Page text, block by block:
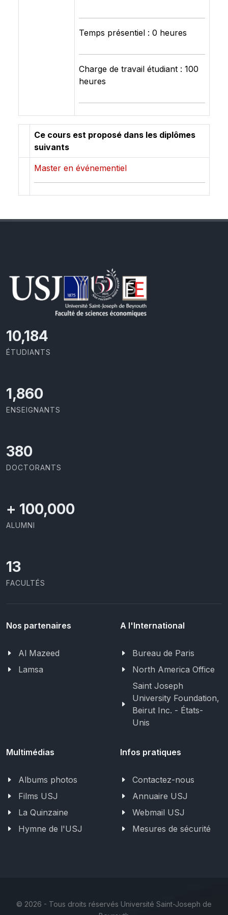
Temps présentiel : 0 heures
Charge de travail étudiant : 100
heures
Ce cours est proposé dans les diplômes
suivants
Master en événementiel
10,801
ÉTUDIANTS
1,973
ENSEIGNANTS
403
DOCTORANTS
+ 100,000
ALUMNI
13
FACULTÉS
Nos partenaires
Al Mazeed
Lamsa
A l'International
Bureau de Paris
North America Office
Saint Joseph
University Foundation,
Beirut Inc. - États-
Unis
Multimédias
Albums photos
Films USJ
La Quinzaine
Hymne de l'USJ
Infos pratiques
Contactez-nous
Annuaire USJ
Webmail USJ
Mesures de sécurité
© 2026 - Tous droits réservés Université Saint-Joseph de